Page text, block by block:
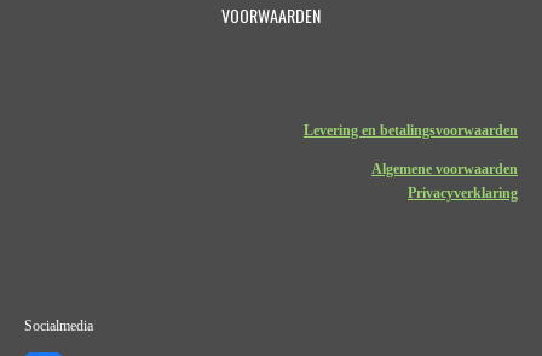
VOORWAARDEN
Levering en betalingsvoorwaarden
Algemene voorwaarden
Privacyverklaring
Socialmedia